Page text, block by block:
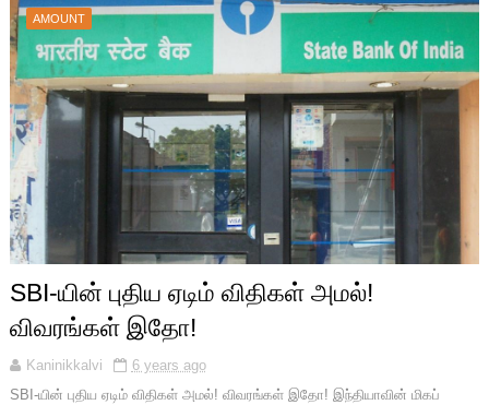
AMOUNT
SBI-யின் புதிய ஏடிம் விதிகள் அமல்!
விவரங்கள் இதோ!
Kaninikkalvi
6 years ago
SBI-யின் புதிய ஏடிம் விதிகள் அமல்! விவரங்கள் இதோ! இந்தியாவின் மிகப்